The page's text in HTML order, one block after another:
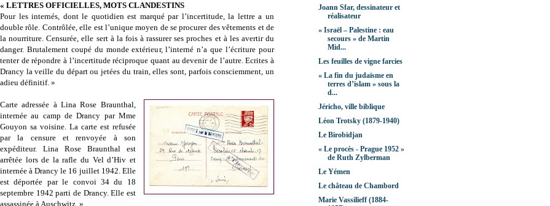
« LETTRES OFFICIELLES, MOTS CLANDESTINS
Pour les internés, dont le quotidien est marqué par l’incertitude, la lettre a un
double rôle. Contrôlée, elle est l’unique moyen de se procurer des vêtements et de
la nourriture. Censurée, elle sert à la fois à rassurer ses proches et à les avertir du
danger. Brutalement coupé du monde extérieur, l’interné n’a que l’écriture pour
tenter de répondre à l’incertitude réciproque quant au devenir de l’autre.Ecrites à
Drancy la veille du départ ou jetées du train, elles sont, parfois consciemment, un
adieu définitif. »
Carte adressée à Lina Rose Braunthal,
internée au camp de Drancy par Mme
Gouyon sa voisine. La carte est refusée
par la censure et renvoyée à son
expéditeur. Lina Rose Braunthal est
arrêtée lors de la rafle du Vel d’Hiv et
internée à Drancy le 16 juillet 1942. Elle
est déportée par le convoi 34 du 18
septembre 1942 parti de Drancy. Elle est
assassinée à Auschwitz. »
Joann Sfar, dessinateur et
réalisateur
« Israël – Palestine : eau
secours » de Martin
Mid...
Les feuilles de vigne farcies
« La fin du judaïsme en
terres d’islam » sous la
d...
Jéricho, ville biblique
Léon Trotsky (1879-1940)
Le Birobidjan
« Le procès - Prague 1952 »
de Ruth Zylberman
Le Yémen
Le château de Chambord
Marie Vassilieff (1884-